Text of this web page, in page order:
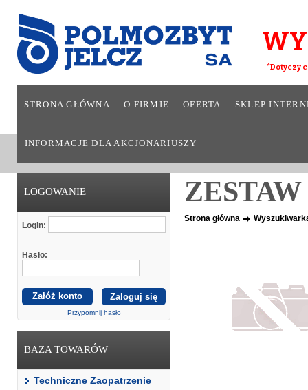
*Dotyczy
STRONA GŁÓWNA O FIRMIE OFERTA SKLEP
INFORMACJE DLA AKCJONARIUSZY
LOGOWANIE
Login:
Hasło:
Załóż konto
Przypomnij hasło
BAZA TOWARÓW
Techniczne Zaopatrzenie
Strona główna